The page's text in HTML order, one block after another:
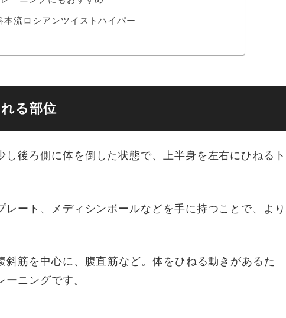
流ロシアンツイストハイパー
る部位
し後ろ側に体を倒した状態で、上半身を左右にひねるト
ート、メディシンボールなどを手に持つことで、より
筋を中心に、腹直筋など。体をひねる動きがあるた
ニングです。